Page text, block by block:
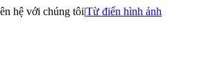
hệ với chúng tôi|Từ điển hình ảnh